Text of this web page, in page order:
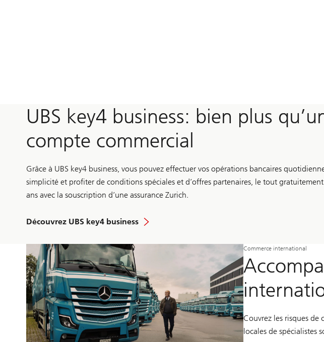
UBS key4 business: bien plus
compte commercial
Grâce à UBS key4 business, vous pouvez effectuer vos opérations bancaires
simplicité et profiter de conditions spéciales et d’offres partenaires, le tout gratuitement
ans avec la souscription d’une assurance Zurich.
Découvrez UBS key4 business
Commerce international
Couvrez les risques
locales de spécialistes